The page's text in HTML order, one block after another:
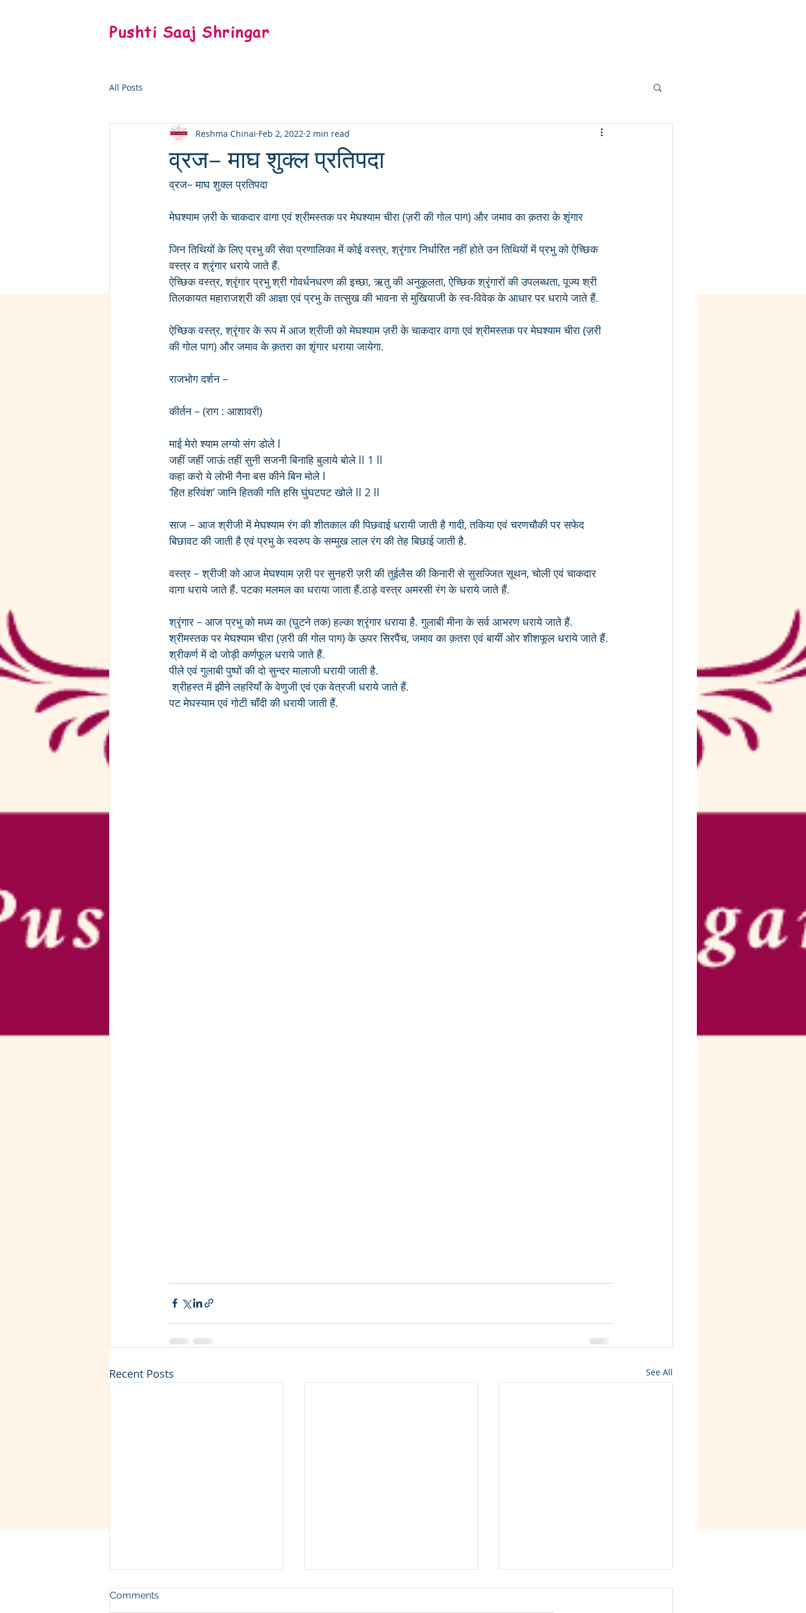
Pushti Saaj Shringar
All Posts
व्रज– माघ शुक्ल प्रतिपदा
Reshma Chinai Feb 2, 2022 2 min read
व्रज– माघ शुक्ल प्रतिपदा
मेघश्याम ज़री के चाकदार वागा एवं श्रीमस्तक पर मेघश्याम चीरा (ज़री की गोल पाग) और जमाव का क़तरा के शृंगार
जिन तिथियों के लिए प्रभु की सेवा प्रणालिका में कोई वस्त्र, श्रृंगार निर्धारित नहीं होते उन तिथियों में प्रभु को ऐच्छिक
वस्त्र व श्रृंगार धराये जाते हैं.
ऐच्छिक वस्त्र, श्रृंगार प्रभु श्री गोवर्धनधरण की इच्छा, ऋतु की अनुकूलता, ऐच्छिक श्रृंगारों की उपलब्धता, पूज्य श्री
तिलकायत महाराजश्री की आज्ञा एवं प्रभु के तत्सुख की भावना से मुखियाजी के स्व-विवेक के आधार पर धराये जाते हैं.
ऐच्छिक वस्त्र, श्रृंगार के रूप में आज श्रीजी को मेघश्याम ज़री के चाकदार वागा एवं श्रीमस्तक पर मेघश्याम चीरा (ज़री
की गोल पाग) और जमाव के क़तरा का शृंगार धराया जायेगा.
राजभोग दर्शन –
कीर्तन – (राग : आशावरी)
माई मेरो श्याम लग्यो संग डोले l
जहीं जहीं जाऊं तहीं सुनी सजनी बिनाहि बुलाये बोले ll 1 ll
कहा करो ये लोभी नैना बस कीने बिन मोले l
‘हित हरिवंश’ जानि हितकी गति हसि घुंघटपट खोले ll 2 ll
साज – आज श्रीजी में मेघश्याम रंग की शीतकाल की पिछवाई धरायी जाती है गादी, तकिया एवं चरणचौकी पर सफेद
बिछावट की जाती है एवं प्रभु के स्वरुप के सम्मुख लाल रंग की तेह बिछाई जाती है.
वस्त्र – श्रीजी को आज मेघश्याम ज़री पर सुनहरी ज़री की तुईलैस की किनारी से सुसज्जित सूथन, चोली एवं चाकदार
वागा धराये जाते हैं. पटका मलमल का धराया जाता हैं.ठाड़े वस्त्र अमरसी रंग के धराये जाते हैं.
श्रृंगार – आज प्रभु को मध्य का (घुटने तक) हल्का श्रृंगार धराया है. गुलाबी मीना के सर्व आभरण धराये जाते हैं.
श्रीमस्तक पर मेघश्याम चीरा (ज़री की गोल पाग) के ऊपर सिरपैंच, जमाव का क़तरा एवं बायीं ओर शीशफूल धराये जाते हैं.
श्रीकर्ण में दो जोड़ी कर्णफूल धराये जाते हैं.
पीले एवं गुलाबी पुष्पों की दो सुन्दर मालाजी धरायी जाती है.
श्रीहस्त में झीने लहरियाँ के वेणुजी एवं एक वेत्रजी धराये जाते हैं.
पट मेघस्याम एवं गोटी चाँदी की धरायी जाती हैं.
Recent Posts See All
Comments